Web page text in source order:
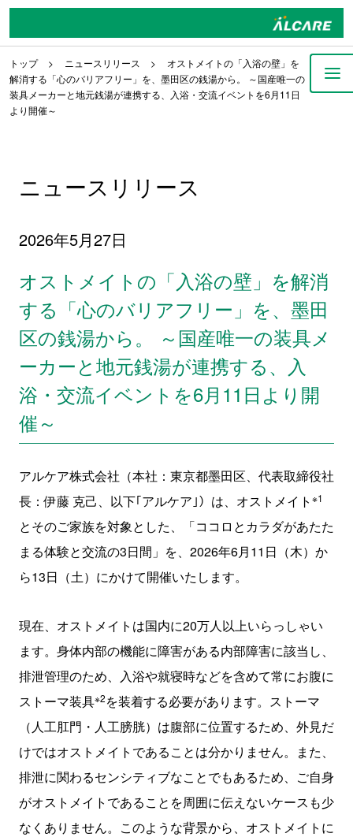
トップ ニュースリリース
オストメイトの「入浴の壁」を
解消する「心のバリアフリー」を、墨田区の銭湯から。 ～国産唯一の
装具メーカーと地元銭湯が連携する、入浴・交流イベントを6月11日
より開催～
ニュースリリース
2026年5月27日
オストメイトの「入浴の壁」を解消
する「心のバリアフリー」を、墨田
区の銭湯から。 ～国産唯一の装具メ
ーカーと地元銭湯が連携する、入
浴・交流イベントを6月11日より開
催～
アルケア株式会社（本社：東京都墨田区、代表取締役社
長：伊藤 克己、以下｢アルケア｣）は、オストメイト ※1
とそのご家族を対象とした、「ココロとカラダがあたた
まる体験と交流の3日間」を、2026年6月11日（木）か
ら13日（土）にかけて開催いたします。
現在、オストメイトは国内に20万人以上いらっしゃい
ます。身体内部の機能に障害がある内部障害に該当し、
排泄管理のため、入浴や就寝時などを含めて常にお腹に
ストーマ装具※2を装着する必要があります。ストーマ
（人工肛門・人工膀胱）は腹部に位置するため、外見だ
けではオストメイトであることは分かりません。また、
排泄に関わるセンシティブなことでもあるため、ご自身
がオストメイトであることを周囲に伝えないケースも少
なくありません。このような背景から、オストメイトに